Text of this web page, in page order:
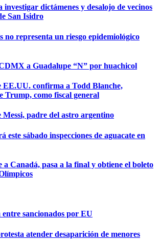
investigar dictámenes y desalojo de vecinos
San Isidro
no representa un riesgo epidemiológico
a Guadalupe “N” por huachicol
EE.UU. confirma a Todd Blanche,
Trump, como fiscal general
Messi, padre del astro argentino
este sábado inspecciones de aguacate en
a Canadá, pasa a la final y obtiene el boleto
entre sancionados por EU
atender desaparición de menores